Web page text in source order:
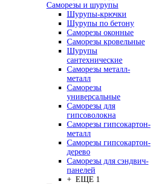
Саморезы и шурупы
Шурупы-крючки
Шурупы по бетону
Саморезы оконные
Саморезы кровельные
Шурупы
сантехнические
Саморезы металл-
металл
Саморезы
универсальные
Саморезы для
гипсоволокна
Саморезы гипсокартон-
металл
Саморезы гипсокартон-
дерево
Саморезы для сэндвич-
панелей
+ ЕЩЕ 1